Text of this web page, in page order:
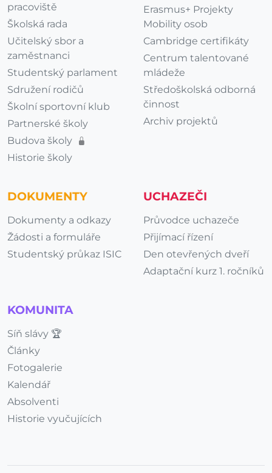
pracoviště
Školská rada
Učitelský sbor a
zaměstnanci
Studentský parlament
Sdružení rodičů
Školní sportovní klub
Partnerské školy
Budova školy
Historie školy
Erasmus+ Projekty
Mobility osob
Cambridge certifikáty
Centrum talentované
mládeže
Středoškolská odborná
činnost
Archiv projektů
DOKUMENTY
Dokumenty a odkazy
Žádosti a formuláře
Studentský průkaz ISIC
UCHAZEČI
Průvodce uchazeče
Přijímací řízení
Den otevřených dveří
Adaptační kurz 1. ročníků
KOMUNITA
Síň slávy 🏆
Články
Fotogalerie
Kalendář
Absolventi
Historie vyučujících